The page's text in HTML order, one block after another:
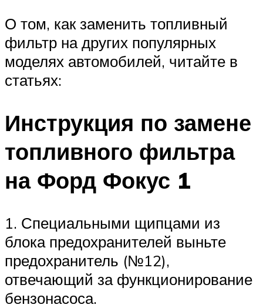
О том, как заменить топливный
фильтр на других популярных
моделях автомобилей, читайте в
статьях:
Инструкция по замене
топливного фильтра
на Форд Фокус 1
1. Специальными щипцами из
блока предохранителей выньте
предохранитель (№12),
отвечающий за функционирование
бензонасоса.